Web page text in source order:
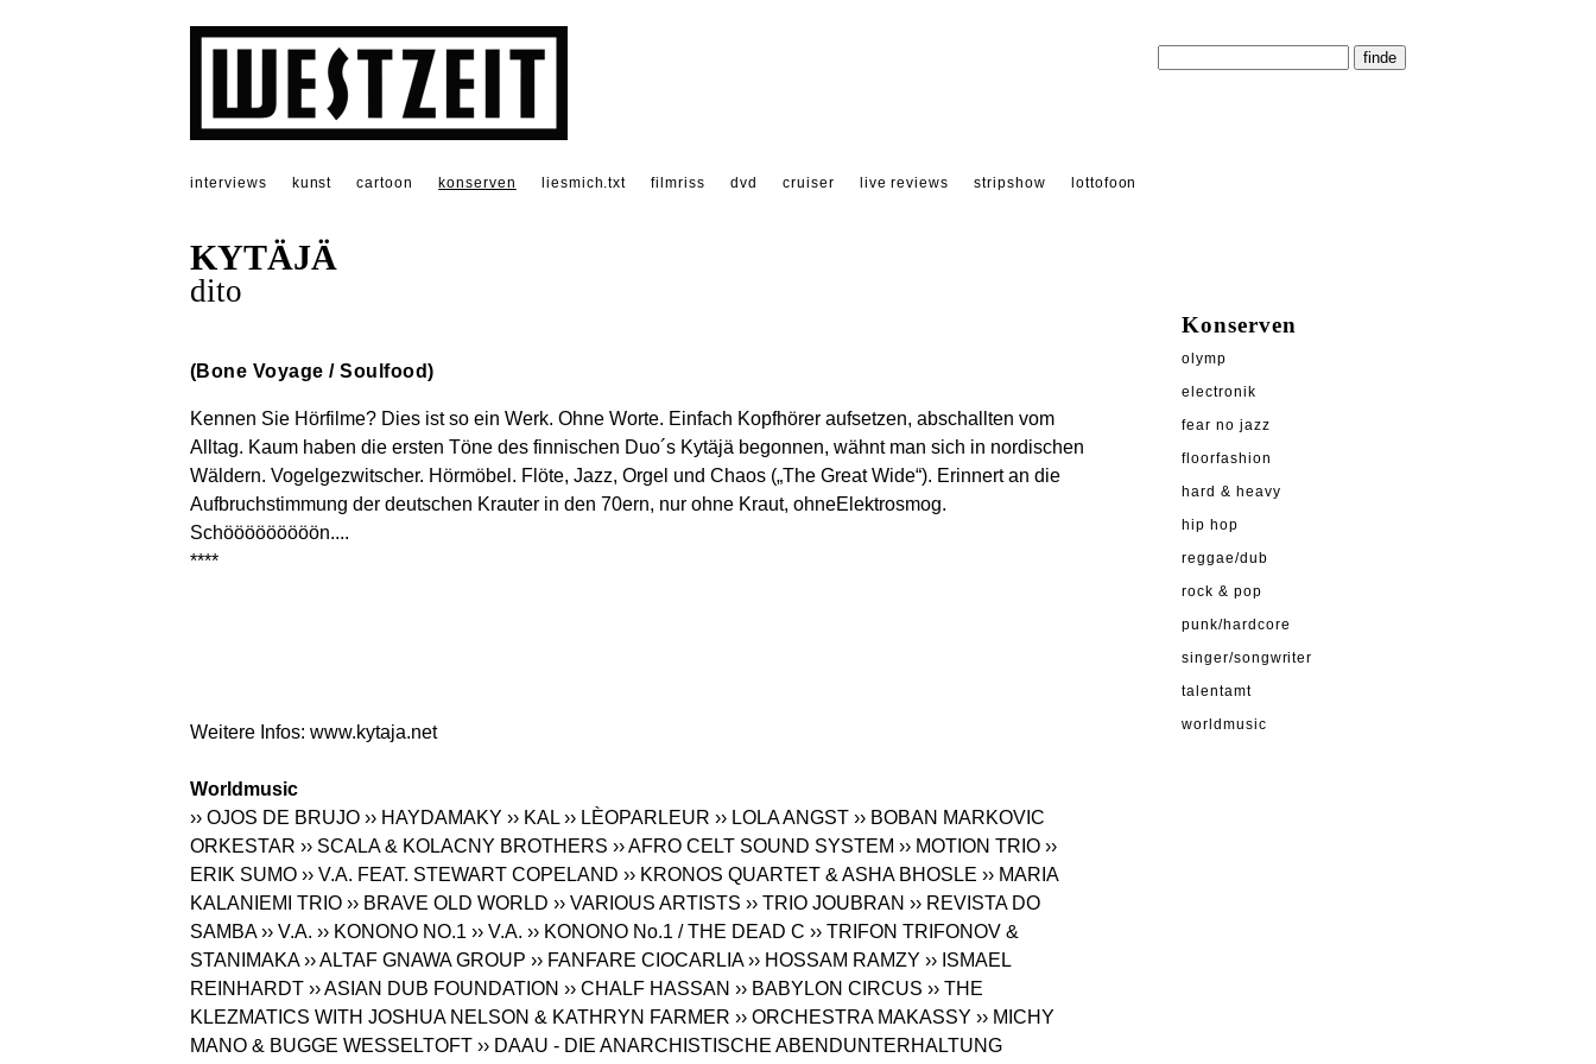
interviews kunst cartoon konserven liesmich.txt filmriss dvd cruiser live reviews stripshow lottofoon
KYTÄJÄ
dito
(Bone Voyage / Soulfood)
Kennen Sie Hörfilme? Dies ist so ein Werk. Ohne Worte. Einfach Kopfhörer aufsetzen, abschallten vom
Alltag. Kaum haben die ersten Töne des finnischen Duo´s Kytäjä begonnen, wähnt man sich in nordischen
Wäldern. Vogelgezwitscher. Hörmöbel. Flöte, Jazz, Orgel und Chaos („The Great Wide“). Erinnert an die
Aufbruchstimmung der deutschen Krauter in den 70ern, nur ohne Kraut, ohneElektrosmog.
Schööööööööön....
****
Weitere Infos: www.kytaja.net
Worldmusic
›› OJOS DE BRUJO ›› HAYDAMAKY ›› KAL ›› LÈOPARLEUR ›› LOLA ANGST ›› BOBAN MARKOVIC
ORKESTAR ›› SCALA & KOLACNY BROTHERS ›› AFRO CELT SOUND SYSTEM ›› MOTION TRIO ››
ERIK SUMO ›› V.A. FEAT. STEWART COPELAND ›› KRONOS QUARTET & ASHA BHOSLE ›› MARIA
KALANIEMI TRIO ›› BRAVE OLD WORLD ›› VARIOUS ARTISTS ›› TRIO JOUBRAN ›› REVISTA DO
SAMBA ›› V.A. ›› KONONO NO.1 ›› V.A. ›› KONONO No.1 / THE DEAD C ›› TRIFON TRIFONOV &
STANIMAKA ›› ALTAF GNAWA GROUP ›› FANFARE CIOCARLIA ›› HOSSAM RAMZY ›› ISMAEL
REINHARDT ›› ASIAN DUB FOUNDATION ›› CHALF HASSAN ›› BABYLON CIRCUS ›› THE
KLEZMATICS WITH JOSHUA NELSON & KATHRYN FARMER ›› ORCHESTRA MAKASSY ›› MICHY
MANO & BUGGE WESSELTOFT ›› DAAU - DIE ANARCHISTISCHE ABENDUNTERHALTUNG
Konserven
olymp
electronik
fear no jazz
floorfashion
hard & heavy
hip hop
reggae/dub
rock & pop
punk/hardcore
singer/songwriter
talentamt
worldmusic